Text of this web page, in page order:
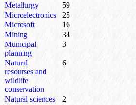
Metallurgy
59
Microelectronics
25
Microsoft
16
Mining
34
Municipal
planning
3
Natural
resourses and
wildlife
conservation
6
Natural sciences
2